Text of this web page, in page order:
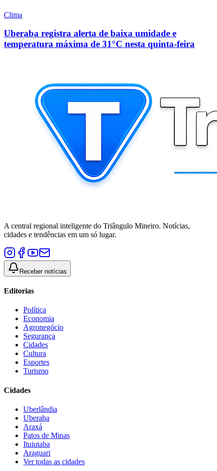
Clima
Uberaba registra alerta de baixa umidade e
temperatura máxima de 31°C nesta quinta-feira
A central regional inteligente do Triângulo Mineiro. Notícias,
cidades e tendências em um só lugar.
Receber notícias
Editorias
Política
Economia
Agronegócio
Segurança
Cidades
Cultura
Esportes
Turismo
Cidades
Uberlândia
Uberaba
Araxá
Patos de Minas
Ituiutaba
Araguari
Ver todas as cidades